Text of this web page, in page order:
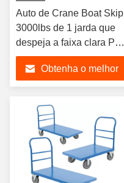
Auto de Crane Boat Skip
3000lbs de 1 jarda que
despeja a faixa clara Pan
For Solid Waste
Obtenha o melhor